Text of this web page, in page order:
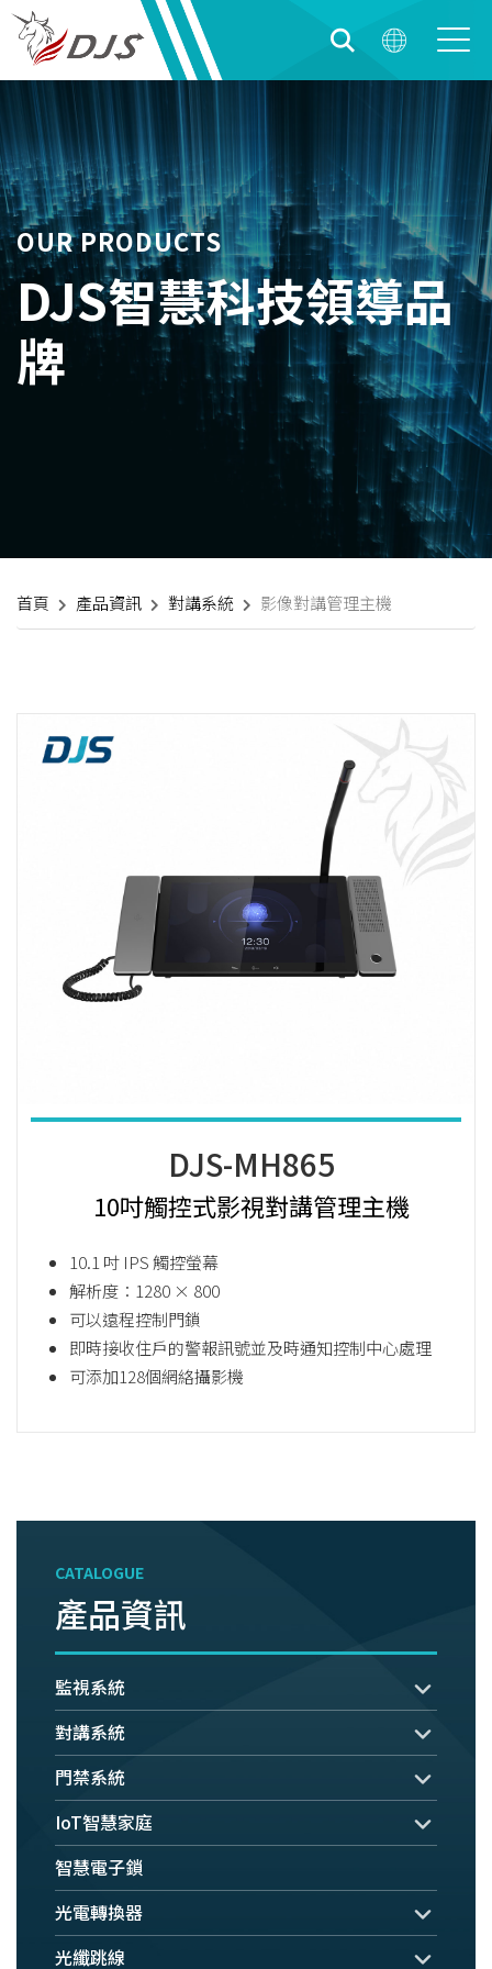
OUR PRODUCTS
DJS智慧科技領導品
牌
首頁 產品資訊 對講系統 影像對講管理主機
DJS-MH865
10吋觸控式影視對講管理主機
10.1 吋 IPS 觸控螢幕
解析度：1280 × 800
可以遠程控制門鎖
即時接收住戶的警報訊號並及時通知控制中心處理
可添加128個網絡攝影機
CATALOGUE
產品資訊
監視系統
對講系統
門禁系統
IoT智慧家庭
智慧電子鎖
光電轉換器
光纖跳線